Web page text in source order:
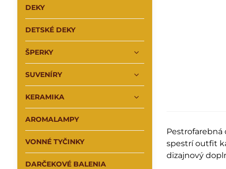
spestrí outfit
dizajnový
DEKY
DETSKÉ DEKY
ŠPERKY
SUVENÍRY
KERAMIKA
AROMALAMPY
VONNÉ TYČINKY
DARČEKOVÉ BALENIA